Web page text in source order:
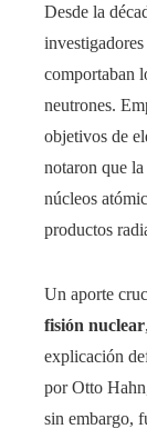
Desde la
comportaban
neutrones.
objetivos de
notaron que
núcleos
productos
Un aporte
fisión nuclear
explicación
por Otto
sin embargo,